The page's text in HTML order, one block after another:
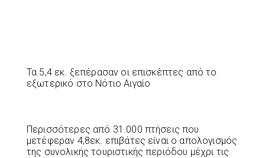
Τα 5,4 εκ. ξεπέρασαν οι επισκέπτες από το
εξωτερικό στο Νότιο Αιγαίο
Περισσότερες από 31.000 πτήσεις που
μετέφεραν 4,8εκ. επιβάτες είναι ο απολογισμός
της συνολικής τουριστικής περιόδου μέχρι τις